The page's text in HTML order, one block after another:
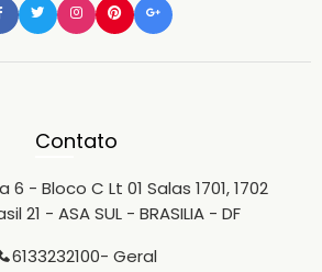
Contato
6 - Bloco C Lt 01 Salas 1701, 1702
21 - ASA SUL - BRASILIA - DF
6133232100- Geral